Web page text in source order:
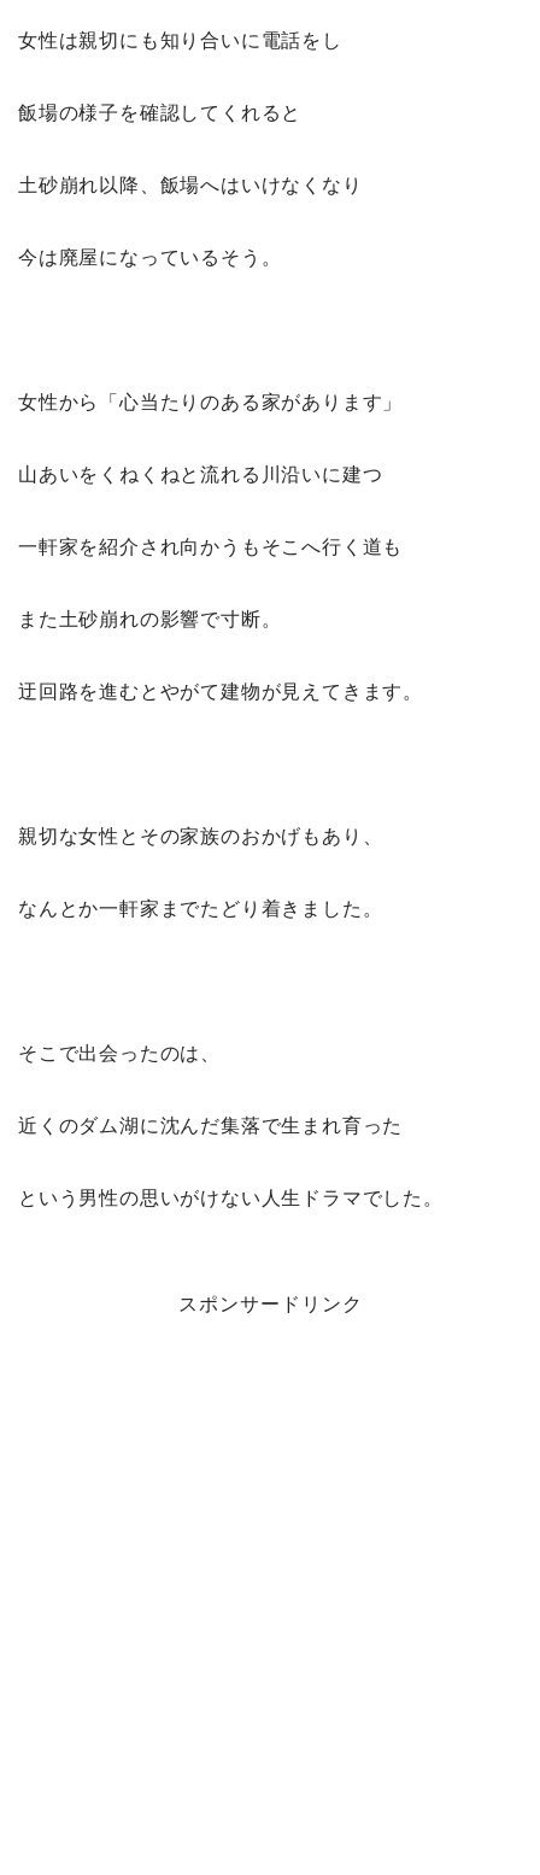
女性は親切にも知り合いに電話をし
飯場の様子を確認してくれると
土砂崩れ以降、飯場へはいけなくなり
今は廃屋になっているそう。
女性から「心当たりのある家があります」
山あいをくねくねと流れる川沿いに建つ
一軒家を紹介され向かうもそこへ行く道も
また土砂崩れの影響で寸断。
迂回路を進むとやがて建物が見えてきます。
親切な女性とその家族のおかげもあり、
なんとか一軒家までたどり着きました。
そこで出会ったのは、
近くのダム湖に沈んだ集落で生まれ育った
という男性の思いがけない人生ドラマでした。
スポンサードリンク